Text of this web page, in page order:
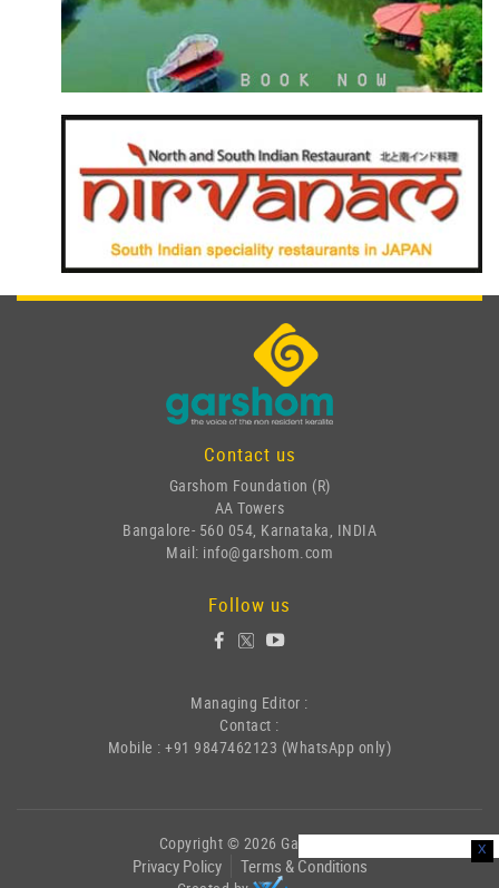
Contact us
Garshom Foundation (R)
AA Towers
Bangalore- 560 054, Karnataka, INDIA
Mail: info@garshom.com
Follow us
Managing Editor :
Contact :
Mobile : +91 9847462123 (WhatsApp only)
Copyright © 2026 Garshom
Privacy Policy Terms & Conditions
x